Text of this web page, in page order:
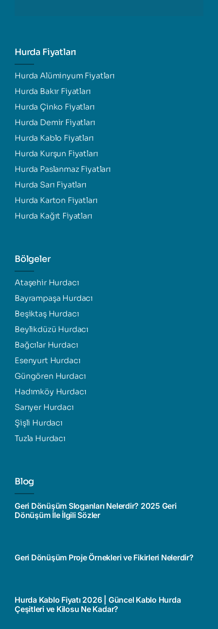
Hurda Fiyatları
Hurda Alüminyum Fiyatları
Hurda Bakır Fiyatları
Hurda Çinko Fiyatları
Hurda Demir Fiyatları
Hurda Kablo Fiyatları
Hurda Kurşun Fiyatları
Hurda Paslanmaz Fiyatları
Hurda Sarı Fiyatları
Hurda Karton Fiyatları
Hurda Kağıt Fiyatları
Bölgeler
Ataşehir Hurdacı
Bayrampaşa Hurdacı
Beşiktaş Hurdacı
Beylikdüzü Hurdacı
Bağcılar Hurdacı
Esenyurt Hurdacı
Güngören Hurdacı
Hadımköy Hurdacı
Sarıyer Hurdacı
Şişli Hurdacı
Tuzla Hurdacı
Blog
Geri Dönüşüm Sloganları Nelerdir? 2025 Geri
Dönüşüm İle İlgili Sözler
Geri Dönüşüm Proje Örnekleri ve Fikirleri Nelerdir?
Hurda Kablo Fiyatı 2026 | Güncel Kablo Hurda
Çeşitleri ve Kilosu Ne Kadar?